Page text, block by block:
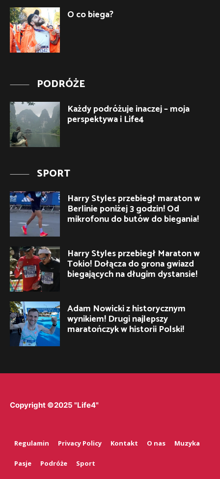
O co biega?
PODRÓŻE
Każdy podróżuje inaczej – moja
perspektywa i Life4
SPORT
Harry Styles przebiegł maraton w
Berlinie poniżej 3 godzin! Od
mikrofonu do butów do biegania!
Harry Styles przebiegł Maraton w
Tokio! Dołącza do grona gwiazd
biegających na długim dystansie!
Adam Nowicki z historycznym
wynikiem! Drugi najlepszy
maratończyk w historii Polski!
Copyright ©2025 "Life4"
Regulamin Privacy Policy Kontakt O nas Muzyka
Pasje Podróże Sport